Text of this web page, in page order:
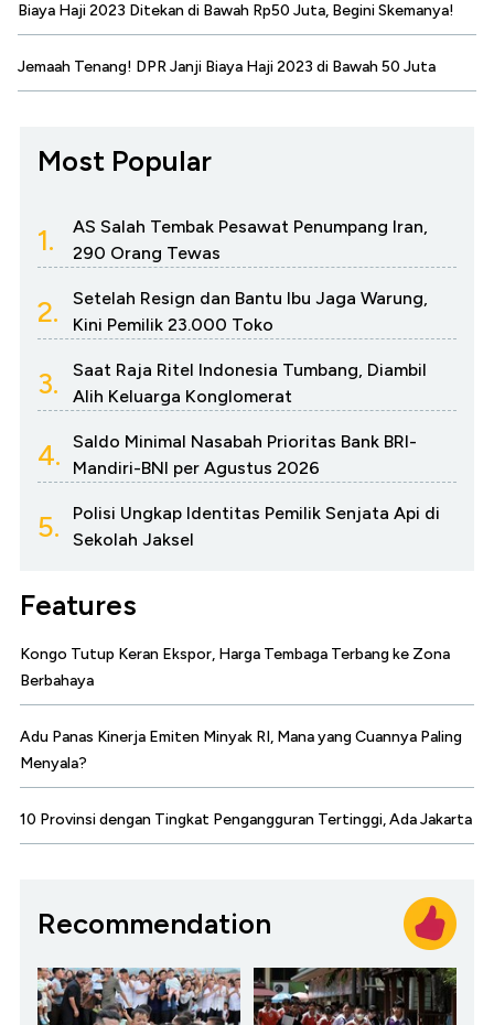
Biaya Haji 2023 Ditekan di Bawah Rp50 Juta, Begini Skemanya!
Jemaah Tenang! DPR Janji Biaya Haji 2023 di Bawah 50 Juta
Most Popular
1.
AS Salah Tembak Pesawat Penumpang Iran,
290 Orang Tewas
2.
Setelah Resign dan Bantu Ibu Jaga Warung,
Kini Pemilik 23.000 Toko
3.
Saat Raja Ritel Indonesia Tumbang, Diambil
Alih Keluarga Konglomerat
4.
Saldo Minimal Nasabah Prioritas Bank BRI-
Mandiri-BNI per Agustus 2026
5.
Polisi Ungkap Identitas Pemilik Senjata Api di
Sekolah Jaksel
Features
Kongo Tutup Keran Ekspor, Harga Tembaga Terbang ke Zona
Berbahaya
Adu Panas Kinerja Emiten Minyak RI, Mana yang Cuannya Paling
Menyala?
10 Provinsi dengan Tingkat Pengangguran Tertinggi, Ada Jakarta
Recommendation